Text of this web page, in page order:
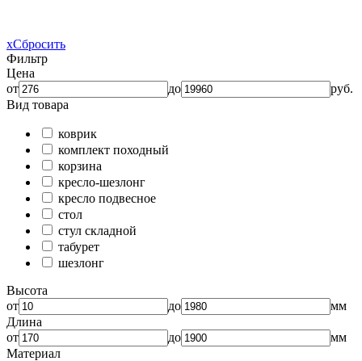
xСбросить
Фильтр
Цена
от
до
руб.
Вид товара
коврик
комплект походный
корзина
кресло-шезлонг
кресло подвесное
стол
стул складной
табурет
шезлонг
Высота
от
до
мм
Длина
от
до
мм
Материал